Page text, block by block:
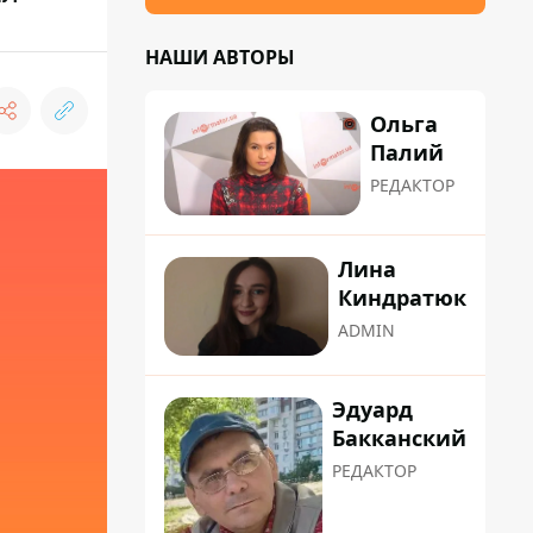
НАШИ АВТОРЫ
Ольга
Палий
РЕДАКТОР
Лина
Киндратюк
ADMIN
Эдуард
Бакканский
РЕДАКТОР